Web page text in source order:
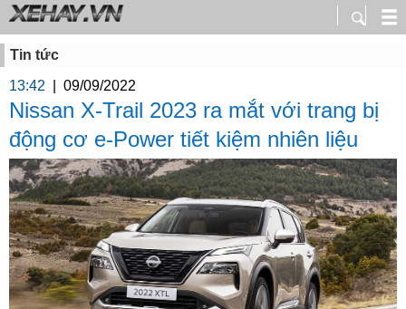
Tin tức
13:42
09/09/2022
Nissan X-Trail 2023 ra mắt với trang bị
động cơ e-Power tiết kiệm nhiên liệu